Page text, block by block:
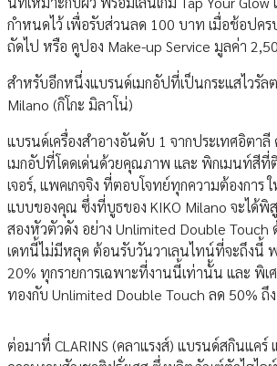
กำหนดไว้ เพื่อรับส่วนลด 100 บาท เมื่อช้อปคร
ถัดไป หรือ คูปอง Make-up Service มูลค่า
สำหรับอีกหนึ่งแบรนด์เมกอัปที่เป็นกระแสไวรัลต
Milano (กิโกะ มิลาโน่)
แบรนด์เครื่องสำอางอันดับ 1 จากประเทศอิตาลี
เมกอัปที่โดดเด่นด้วยคุณภาพ และ พิกเมนท์สีที่
เจอร์, แพคเกจจิง ที่ตอบโจทย์ทุกความต้องการ
แบบของคุณ ซึ่งที่บูธของ KIKO Milano จะได้
สองหัวตัวดัง อย่าง Unlimited Double Touch
เดทนี้ไม่มีหลุด ต้อนรับวันวาเลนไทน์ที่จะถึงนี้
20% ทุกรายการเฉพาะที่งานนี้เท่านั้น และ พิ
ทองกับ Unlimited Double Touch ลด 50% ถึ
ต่อมาที่ CLARINS (คลาแรงส์) แบรนด์สกินแค